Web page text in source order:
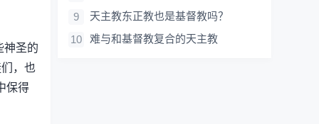
神圣的
，也
保得
天主教东正教也是基督教吗？
难与和基督教复合的天主教